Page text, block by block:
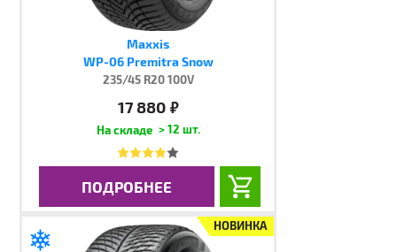
Maxxis
WP-06 Premitra Snow
235/45 R20 100V
17 880 руб.
> 12 шт.
ПОДРОБНЕЕ
НОВИНКА